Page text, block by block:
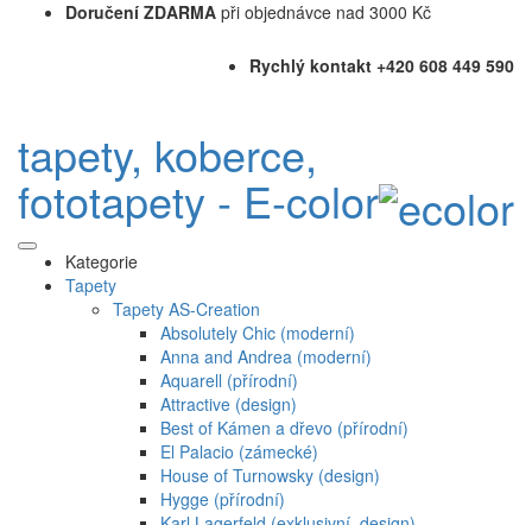
Doručení ZDARMA při objednávce nad 3000 Kč
Rychlý kontakt +420 608 449 590
tapety, koberce,
fototapety - E-color
Kategorie
Tapety
Tapety AS-Creation
Absolutely Chic (moderní)
Anna and Andrea (moderní)
Aquarell (přírodní)
Attractive (design)
Best of Kámen a dřevo (přírodní)
El Palacio (zámecké)
House of Turnowsky (design)
Hygge (přírodní)